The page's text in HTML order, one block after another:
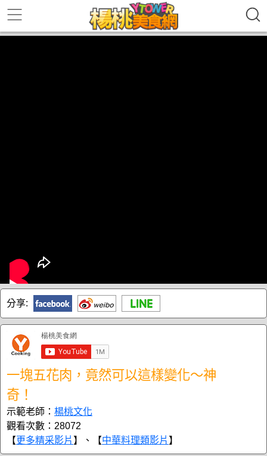
分享:
一塊五花肉，竟然可以這樣變化～神
奇！
示範老師： 楊桃文化
觀看次數：28072
【更多精采影片 】、【中華料理類影片 】